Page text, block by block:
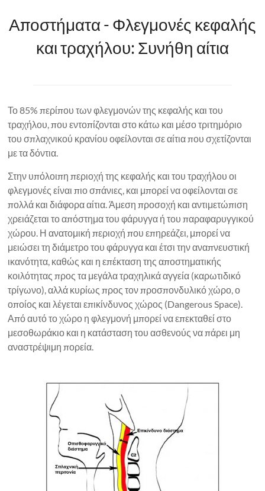
Αποστήματα - Φλεγμονές κεφαλής
και τραχήλου: Συνήθη αίτια
Το 85% περίπου των φλεγμονών της κεφαλής και του
τραχήλου, που εντοπίζονται στο κάτω και μέσο τριτημόριο
του σπλαχνικού κρανίου οφείλονται σε αίτια που σχετίζονται
με τα δόντια.
Στην υπόλοιπη περιοχή της κεφαλής και του τραχήλου οι
φλεγμονές είναι πιο σπάνιες, και μπορεί να οφείλονται σε
πολλά και διάφορα αίτια. Άμεση προσοχή και αντιμετώπιση
χρειάζεται το απόστημα του φάρυγγα ή του παραφαρυγγικού
χώρου. Η ανατομική περιοχή που επηρεάζει, μπορεί να
μειώσει τη διάμετρο του φάρυγγα και έτσι την αναπνευστική
ικανότητα, καθώς και η επέκταση της αποστηματικής
κοιλότητας προς τα μεγάλα τραχηλικά αγγεία (καρωτιδικό
τρίγωνο), αλλά κυρίως προς τον προσπονδυλικό χώρο, ο
οποίος και λέγεται επικίνδυνος χώρος (Dangerous Space).
Από αυτό το χώρο η φλεγμονή μπορεί να επεκταθεί στο
μεσοθωράκιο και η κατάσταση του ασθενούς να πάρει μη
αναστρέψιμη πορεία.